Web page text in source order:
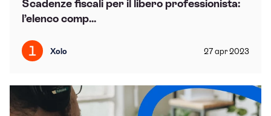
Scadenze fiscali per il libero professionista:
l’elenco comp...
Xolo 27 apr 2023